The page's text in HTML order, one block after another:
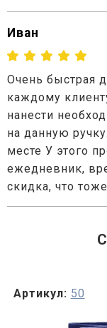
Иван
Очень быстрая
каждому
нанести
на данную
месте У этого
ежедневник,
скидка, что
Артикул: 50